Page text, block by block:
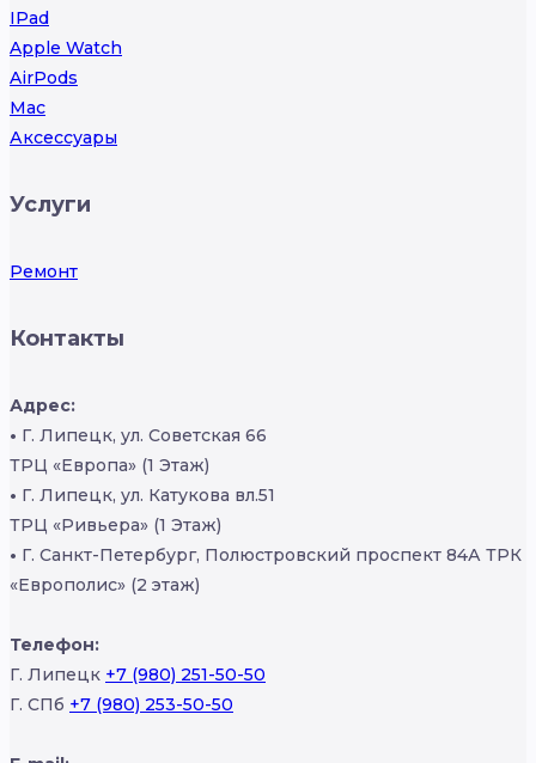
IPad
Apple Watch
AirPods
Mac
Аксессуары
Услуги
Ремонт
Контакты
Адрес:
• Г. Липецк, ул. Советская 66
ТРЦ «Европа» (1 Этаж)
• Г. Липецк, ул. Катукова вл.51
ТРЦ «Ривьера» (1 Этаж)
• Г. Санкт-Петербург, Полюстровский проспект 84А ТРК
«Европолис» (2 этаж)
Телефон:
Г. Липецк +7 (980) 251-50-50
Г. СПб +7 (980) 253-50-50